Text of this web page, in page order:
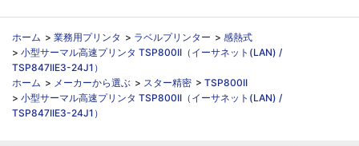
ホーム > 業務用プリンタ > ラベルプリンター > 感熱式
> 小型サーマル高速プリンタ TSP800II（イーサネット(LAN) /
TSP847IIE3-24J1）
ホーム > メーカーから選ぶ > スター精密 > TSP800II
> 小型サーマル高速プリンタ TSP800II（イーサネット(LAN) /
TSP847IIE3-24J1）